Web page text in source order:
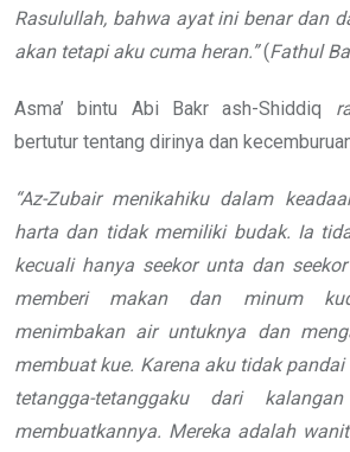
Rasulullah, bahwa ayat ini benar dan
akan tetapi aku cuma heran.”(Fathul
Asma’ bintu Abi Bakr ash-Shiddiq
bertutur tentang dirinya dan
“Az-Zubair menikahiku dalam
harta dan tidak memiliki budak. Ia
kecuali hanya seekor unta dan
memberi makan dan minum
menimbakan air untuknya dan
membuat kue. Karena aku tidak
tetangga-tetanggaku dari
membuatkannya. Mereka adalah